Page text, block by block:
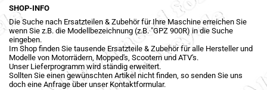
SHOP-INFO
Die Suche nach Ersatzteilen & Zubehör für Ihre Maschine erreichen Sie
wenn Sie z.B. die Modellbezeichnung (z.B. "GPZ 900R) in die Suche
eingeben.
Im Shop finden Sie tausende Ersatzteile & Zubehör für alle Hersteller und
Modelle von Motorrädern, Mopped's, Scootern und ATV's.
Unser Lieferprogramm wird ständig erweitert.
Sollten Sie einen gewünschten Artikel nicht finden, so senden Sie uns
doch eine Anfrage über unser Kontaktformular.